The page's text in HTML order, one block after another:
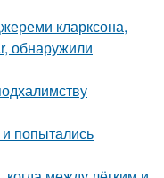
кларксона,
обнаружили
попытались